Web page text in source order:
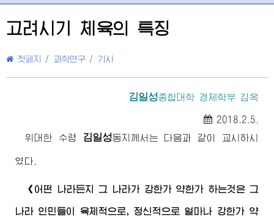
고려시기 체육의 특징
첫페지 / 과학연구 / 기사
김일성종합대학 경제학부 김옥
2018.2.5.
위대한
수령 김일성동지 께서는 다음과 같이 교시하시
였다.
《어떤 나라든지 그 나라가 강한가 약한가 하는것은 그
나라 인민들이 육체적으로, 정신적으로 얼마나 강한가 약